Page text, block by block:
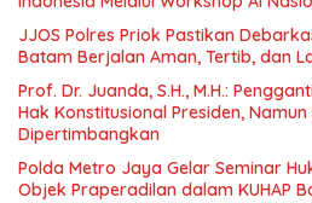
JJOS Polres Priok Pastikan
Batam Berjalan Aman, Tertib, dan
Prof. Dr. Juanda, S.H., M.H.:
Hak Konstitusional Presiden,
Dipertimbangkan
Polda Metro Jaya Gelar Seminar
Objek Praperadilan dalam KUHAP